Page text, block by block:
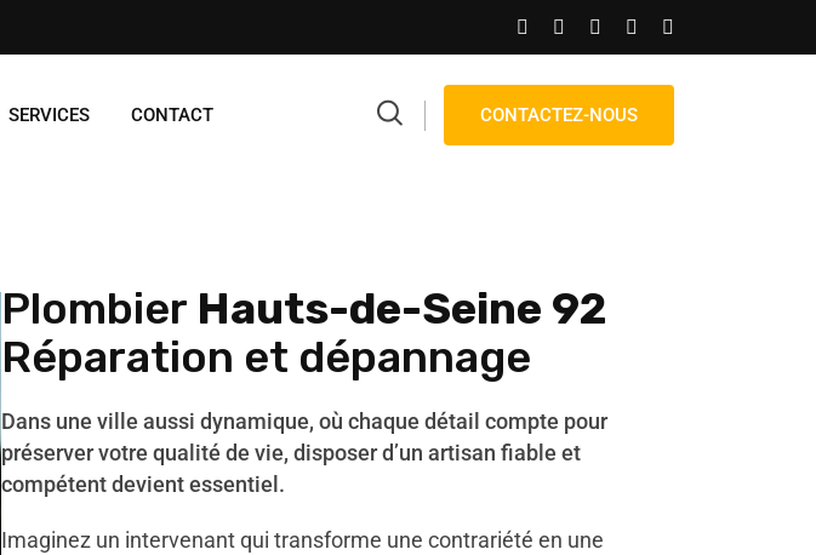
SERVICES CONTACT CONTACTEZ-NOUS
Plombier Hauts-de-Seine 92
Réparation et dépannage
Dans une ville aussi dynamique, où chaque détail compte pour
préserver votre qualité de vie, disposer d’un artisan fiable et
compétent devient essentiel.
Imaginez un intervenant qui transforme une contrariété en une